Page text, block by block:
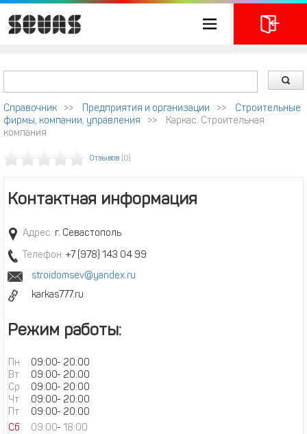
Справочник >> Предприятия и организации >>
Строительные
фирмы, компании, управления
>>
Каркас. Строительная
компания
Отзывов (0)
Контактная информация
Адрес: г. Севастополь
Телефон: +7 (978) 143 04 99
stroidomsev@yandex.ru
karkas777.ru
Режим работы:
Пн 09:00- 20:00
Вт
09:00- 20:00
Ср
09:00- 20:00
Чт
09:00- 20:00
Пт
09:00- 20:00
Сб
09:00- 18:00